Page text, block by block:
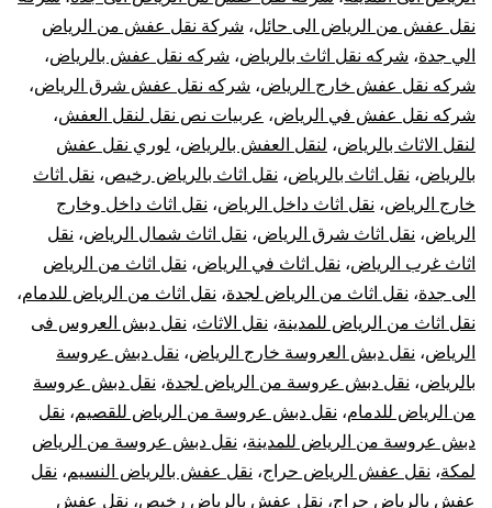
نقل عفش من الرياض الى حائل، شركة نقل عفش من الرياض
الي جدة، شركه نقل اثاث بالرياض، شركه نقل عفش بالرياض،
شركه نقل عفش خارج الرياض، شركه نقل عفش شرق الرياض،
شركه نقل عفش في الرياض، عربيات نص نقل لنقل العفش،
لنقل الاثاث بالرياض، لنقل العفش بالرياض، لوري نقل عفش
بالرياض، نقل اثاث بالرياض، نقل اثاث بالرياض رخيص، نقل اثاث
خارج الرياض، نقل اثاث داخل الرياض، نقل اثاث داخل وخارج
الرياض، نقل اثاث شرق الرياض، نقل اثاث شمال الرياض، نقل
اثاث غرب الرياض، نقل اثاث في الرياض، نقل اثاث من الرياض
الى جدة، نقل اثاث من الرياض لجدة، نقل اثاث من الرياض للدمام،
نقل اثاث من الرياض للمدينة، نقل الاثاث، نقل دبش العروس فى
الرياض، نقل دبش العروسة خارج الرياض، نقل دبش عروسة
بالرياض، نقل دبش عروسة من الرياض لجدة، نقل دبش عروسة
من الرياض للدمام، نقل دبش عروسة من الرياض للقصيم، نقل
دبش عروسة من الرياض للمدينة، نقل دبش عروسة من الرياض
لمكة، نقل عفش الرياض حراج، نقل عفش بالرياض النسيم، نقل
عفش بالرياض حراج، نقل عفش بالرياض رخيص، نقل عفش